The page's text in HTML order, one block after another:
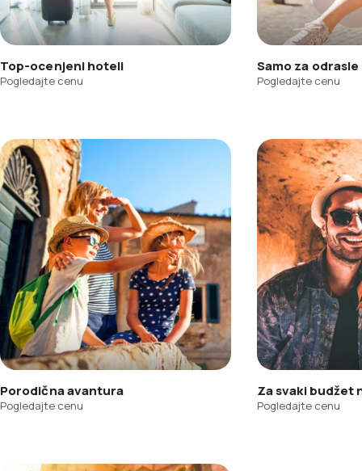
Top-ocenjeni hoteli
Pogledajte cenu
Samo za odrasle
Pogledajte cenu
Porodična avantura
Pogledajte cenu
Za svaki budžet
Pogledajte cenu